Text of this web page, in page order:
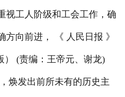
视工人阶级和工会工作，确
向前进， 《 人民日报 》
） (责编：王帝元、谢龙)
焕发出前所未有的历史主